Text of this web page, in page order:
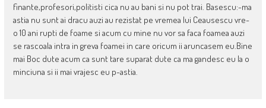
finante,profesori,politisti cica nu au bani si nu pot trai. Basescu:-ma
astia nu sunt ai dracu auzi au rezistat pe vremea lui Ceausescu vre-
o 10 ani rupti de foame si acum cu mine nu vor sa faca foamea auzi
se rascoala intra in greva foamei in care oricum ii aruncasem eu.Bine
mai Boc dute acum ca sunt tare suparat dute ca ma gandesc eu la o
minciuna si ii mai vrajesc eu p-astia.